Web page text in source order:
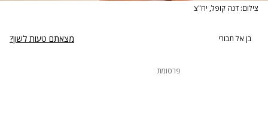
צילום: דנה קופל, יח"צ
בן אל תבורי מצאתם טעות לשון?
פרסומת